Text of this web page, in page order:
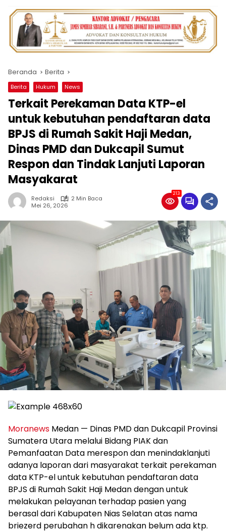
Beranda Berita
Berita Hukum News
Terkait Perekaman Data KTP-el
untuk kebutuhan pendaftaran data
BPJS di Rumah Sakit Haji Medan,
Dinas PMD dan Dukcapil Sumut
Respon dan Tindak Lanjuti Laporan
Masyakarat
Redaksi
2 Min Baca
Mei 26, 2026
213
Moranews Medan — Dinas PMD dan Dukcapil Provinsi
Sumatera Utara melalui Bidang PIAK dan
Pemanfaatan Data merespon dan menindaklanjuti
adanya laporan dari masyarakat terkait perekaman
data KTP-el untuk kebutuhan pendaftaran data
BPJS di Rumah Sakit Haji Medan dengan untuk
melakukan pelayanan terhadap pasien yang
berasal dari Kabupaten Nias Selatan atas nama
briezerd perubahan h dikarenakan belum ada ktp.